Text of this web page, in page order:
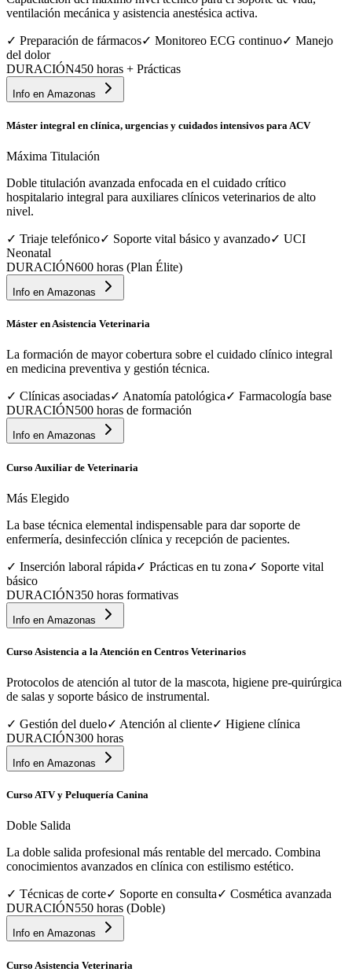
ventilación mecánica y asistencia anestésica activa.
✓ Preparación de fármacos✓ Monitoreo ECG continuo✓ Manejo
del dolor
DURACIÓN450 horas + Prácticas
Info en Amazonas
Máster integral en clínica, urgencias y cuidados intensivos para ACV
Máxima Titulación
Doble titulación avanzada enfocada en el cuidado crítico
hospitalario integral para auxiliares clínicos veterinarios de alto
nivel.
✓ Triaje telefónico✓ Soporte vital básico y avanzado✓ UCI
Neonatal
DURACIÓN600 horas (Plan Élite)
Info en Amazonas
Máster en Asistencia Veterinaria
La formación de mayor cobertura sobre el cuidado clínico integral
en medicina preventiva y gestión técnica.
✓ Clínicas asociadas✓ Anatomía patológica✓ Farmacología base
DURACIÓN500 horas de formación
Info en Amazonas
Curso Auxiliar de Veterinaria
Más Elegido
La base técnica elemental indispensable para dar soporte de
enfermería, desinfección clínica y recepción de pacientes.
✓ Inserción laboral rápida✓ Prácticas en tu zona✓ Soporte vital
básico
DURACIÓN350 horas formativas
Info en Amazonas
Curso Asistencia a la Atención en Centros Veterinarios
Protocolos de atención al tutor de la mascota, higiene pre-quirúrgica
de salas y soporte básico de instrumental.
✓ Gestión del duelo✓ Atención al cliente✓ Higiene clínica
DURACIÓN300 horas
Info en Amazonas
Curso ATV y Peluquería Canina
Doble Salida
La doble salida profesional más rentable del mercado. Combina
conocimientos avanzados en clínica con estilismo estético.
✓ Técnicas de corte✓ Soporte en consulta✓ Cosmética avanzada
DURACIÓN550 horas (Doble)
Info en Amazonas
Curso Asistencia Veterinaria